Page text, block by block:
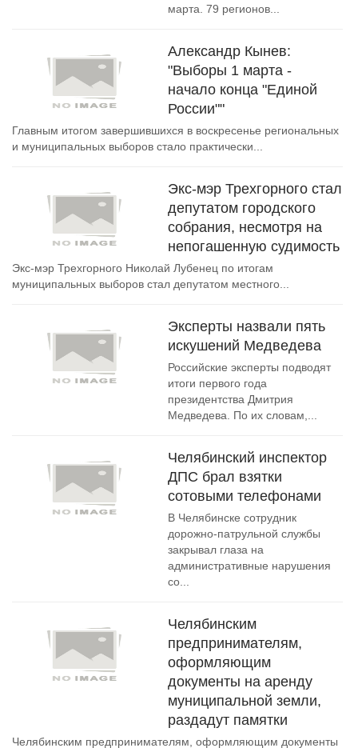
марта. 79 регионов...
Александр Кынев:
"Выборы 1 марта -
начало конца "Единой
России""
Главным итогом завершившихся в воскресенье региональных
и муниципальных выборов стало практически...
Экс-мэр Трехгорного стал
депутатом городского
собрания, несмотря на
непогашенную судимость
Экс-мэр Трехгорного Николай Лубенец по итогам
муниципальных выборов стал депутатом местного...
Эксперты назвали пять
искушений Медведева
Российские эксперты подводят
итоги первого года
президентства Дмитрия
Медведева. По их словам,...
Челябинский инспектор
ДПС брал взятки
сотовыми телефонами
В Челябинске сотрудник
дорожно-патрульной службы
закрывал глаза на
административные нарушения
со...
Челябинским
предпринимателям,
оформляющим
документы на аренду
муниципальной земли,
раздадут памятки
Челябинским предпринимателям, оформляющим документы